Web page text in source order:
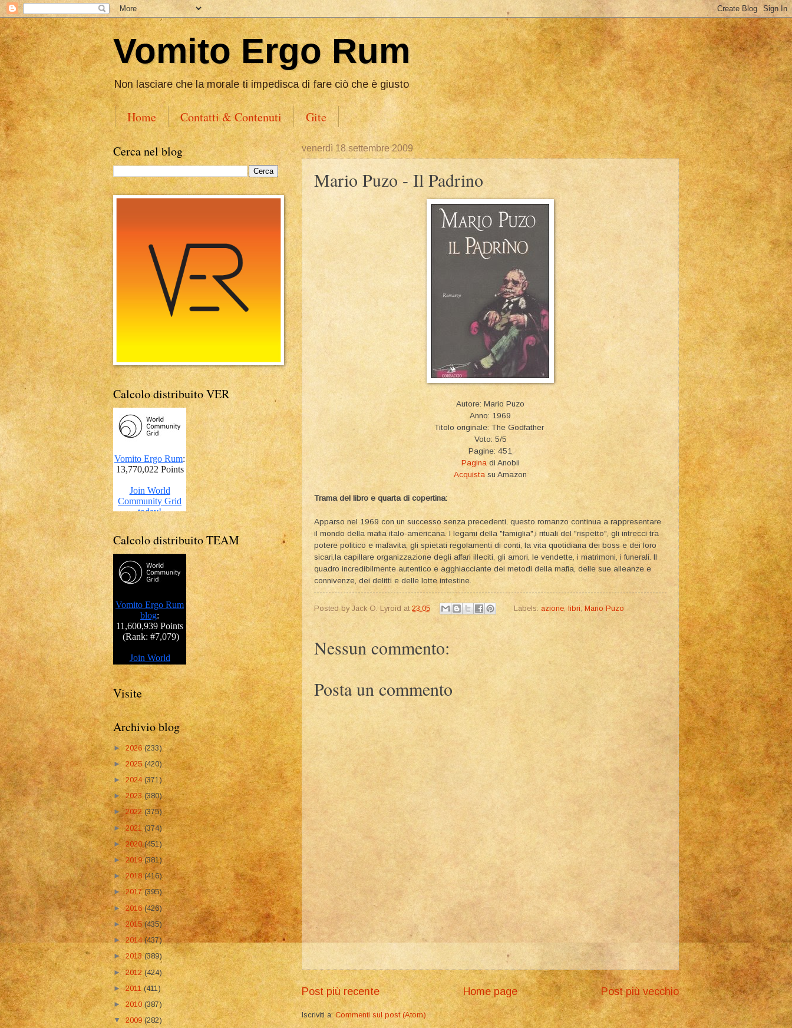
Vomito Ergo Rum
Non lasciare che la morale ti impedisca di fare ciò che è giusto
Home Contatti & Contenuti Gite
venerdì 18 settembre 2009
Mario Puzo - Il Padrino
Autore: Mario Puzo
Anno: 1969
Titolo originale: The Godfather
Voto: 5/5
Pagine: 451
Pagina di Anobii
Acquista su Amazon
Trama del libro e quarta di copertina:
Apparso nel 1969 con un successo senza precedenti, questo romanzo continua a rappresentare
il mondo della mafia italo-americana. I legami della "famiglia",i rituali del "rispetto", gli intrecci tra
potere politico e malavita, gli spietati regolamenti di conti, la vita quotidiana dei boss e dei loro
sicari,la capillare organizzazione degli affari illeciti, gli amori, le vendette, i matrimoni, i funerali. Il
quadro incredibilmente autentico e agghiacciante dei metodi della mafia, delle sue alleanze e
connivenze, dei delitti e delle lotte intestine.
Posted by Jack O. Lyroid at 23:05 Labels: azione, libri Mario Puzo
Nessun commento:
Posta un commento
Post più recente Post più vecchio
Home page
Iscriviti a:Commenti sul post (Atom)
Cerca nel blog
Calcolo distribuito VER
Calcolo distribuito TEAM
Visite
Archivio blog
► 2026(233)
►2025(420)
►2024 (371)
►2023(380)
►2022 (375)
►2021(374)
►2020(451)
►2019(381)
►2018(416)
►2017(395)
►2016(426)
►2015(435)
►2014(437)
►2013(389)
►2012(424)
►2011(411)
►2010(387)
▼2009 (282)